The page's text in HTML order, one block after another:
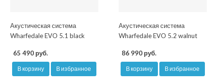
Акустическая система
Wharfedale EVO 5.1 black
65 490 руб.
В корзину В избранное
Акустическая система
Wharfedale EVO 5.2 walnut
86 990 руб.
В корзину В избранное